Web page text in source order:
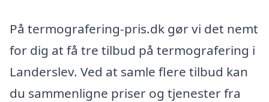
På termografering-pris.dk gør vi det nemt
for dig at få tre tilbud på termografering i
Landerslev. Ved at samle flere tilbud kan
du sammenligne priser og tjenester fra